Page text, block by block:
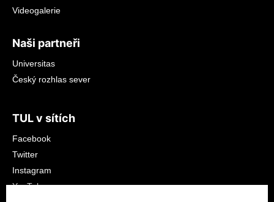
Videogalerie
Naši partneři
Universitas
Český rozhlas sever
TUL v sítích
Facebook
Twitter
Instagram
YouTube